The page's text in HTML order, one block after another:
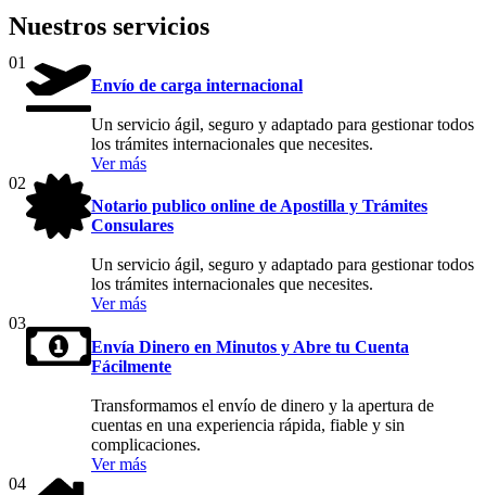
Nuestros servicios
01
Envío de carga internacional
Un servicio ágil, seguro y adaptado para gestionar todos
los trámites internacionales que necesites.
Ver más
02
Notario publico online de Apostilla y Trámites
Consulares
Un servicio ágil, seguro y adaptado para gestionar todos
los trámites internacionales que necesites.
Ver más
03
Envía Dinero en Minutos y Abre tu Cuenta
Fácilmente
Transformamos el envío de dinero y la apertura de
cuentas en una experiencia rápida, fiable y sin
complicaciones.
Ver más
04